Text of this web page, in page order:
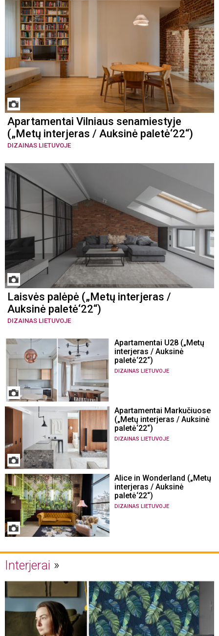
Apartamentai Vilniaus senamiestyje
(„Metų interjeras / Auksinė paletė‘22“)
DIZAINAS LIETUVOJE
Laisvės palėpė („Metų interjeras /
Auksinė paletė‘22“)
DIZAINAS LIETUVOJE
Apartamentai U28 („Metų
interjeras / Auksinė
paletė‘22“)
DIZAINAS LIETUVOJE
Apartamentai Markučiuose
(„Metų interjeras / Auksinė
paletė‘22“)
DIZAINAS LIETUVOJE
Alice in Wonderland („Metų
interjeras / Auksinė
paletė‘22“)
DIZAINAS LIETUVOJE
Interjerai